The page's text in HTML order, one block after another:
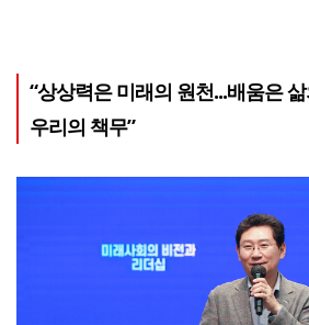
“상상력은 미래의 원천...배움은
우리의 책무”